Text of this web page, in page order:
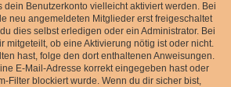
dein Benutzerkonto vielleicht aktiviert werden. Bei
neu angemeldeten Mitglieder erst freigeschaltet
dies selbst erledigen oder ein Administrator. Bei
mitgeteilt, ob eine Aktivierung nötig ist oder nicht.
hast, folge den dort enthaltenen Anweisungen.
E-Mail-Adresse korrekt eingegeben hast oder
Filter blockiert wurde. Wenn du dir sicher bist,